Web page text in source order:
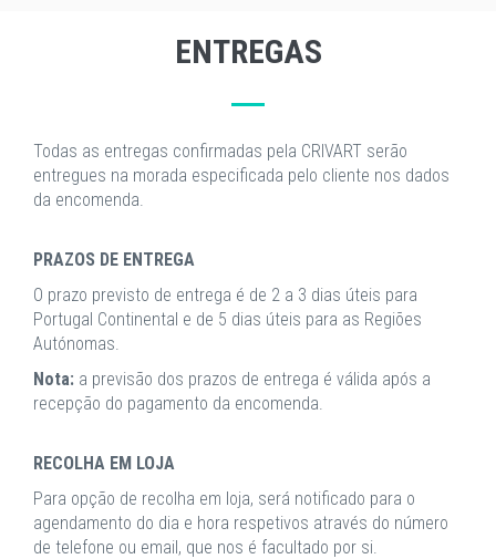
ENTREGAS
Todas as entregas confirmadas pela CRIVART serão
entregues na morada especificada pelo cliente nos dados
da encomenda.
PRAZOS DE ENTREGA
O prazo previsto de entrega é de 2 a 3 dias úteis para
Portugal Continental e de 5 dias úteis para as Regiões
Autónomas.
Nota: a previsão dos prazos de entrega é válida após a
recepção do pagamento da encomenda.
RECOLHA EM LOJA
Para opção de recolha em loja, será notificado para o
agendamento do dia e hora respetivos através do número
de telefone ou email, que nos é facultado por si.